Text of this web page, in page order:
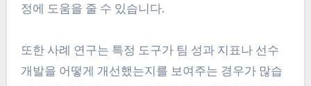
정에 도움을 줄 수 있습니다.
또한 사례 연구는 특정 도구가 팀 성과 지표나 선수
개발을 어떻게 개선했는지를 보여주는 경우가 많습